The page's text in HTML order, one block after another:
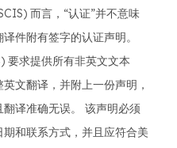
而言，“认证”并不意味
件附有签字的认证声明。
要求提供所有非英文文本
文翻译，并附上一份声明，
译准确无误。 该声明必须
和联系方式，并且应符合美